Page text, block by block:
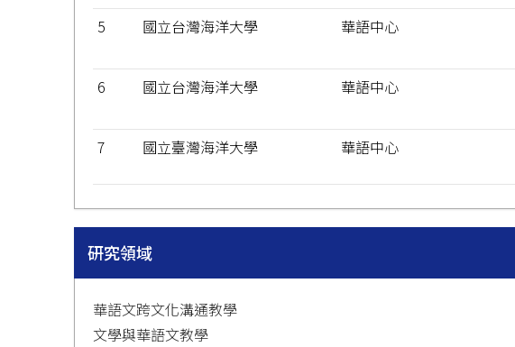
5 國立台灣海洋大學 華語中心
6 國立台灣海洋大學 華語中心
7 國立臺灣海洋大學 華語中心
研究領域
華語文跨文化溝通教學
文學與華語文教學